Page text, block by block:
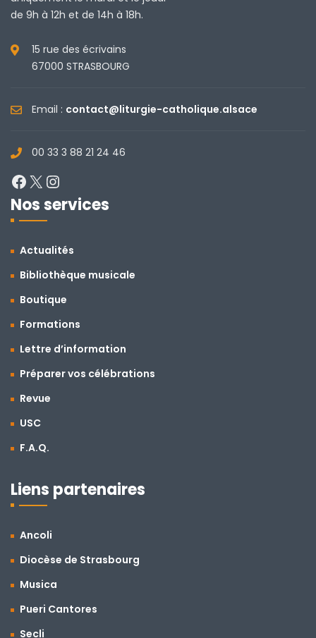
de 9h à 12h et de 14h à 18h.
15 rue des écrivains
67000 STRASBOURG
Email : contact@liturgie-catholique.alsace
00 33 3 88 21 24 46
Facebook
X
Nos services
Actualités
Bibliothèque musicale
Boutique
Formations
Lettre d’information
Préparer vos célébrations
Revue
USC
F.A.Q.
Liens partenaires
Ancoli
Diocèse de Strasbourg
Musica
Pueri Cantores
Secli